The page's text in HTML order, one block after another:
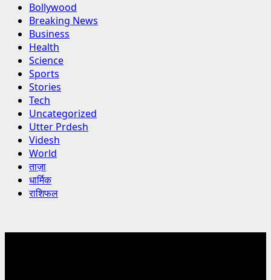
Bollywood
Breaking News
Business
Health
Science
Sports
Stories
Tech
Uncategorized
Utter Prdesh
Videsh
World
ताज़ा
धार्मिक
राशिफल